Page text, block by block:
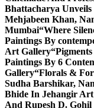
Bhattacharya
Mehjabeen Khan,
Mumbai“Where
Paintings By
Art Gallery
Paintings By 6
Gallery“Florals &
Sudha Barshikar,
Bhide In Jehangir
And Rupesh D.